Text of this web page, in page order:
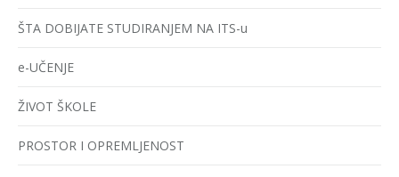
ŠTA DOBIJATE STUDIRANJEM NA ITS-u
e-UČENJE
ŽIVOT ŠKOLE
PROSTOR I OPREMLJENOST